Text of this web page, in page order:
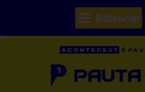
Editorial